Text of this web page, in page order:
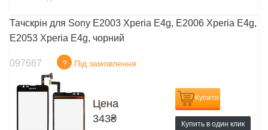
Тачскрін для Sony E2003 Xperia E4g, E2006 Xperia E4g,
E2053 Xperia E4g, чорний
097667 ? Під замовлення
Цена
343₴
Купити
Купить в один клик